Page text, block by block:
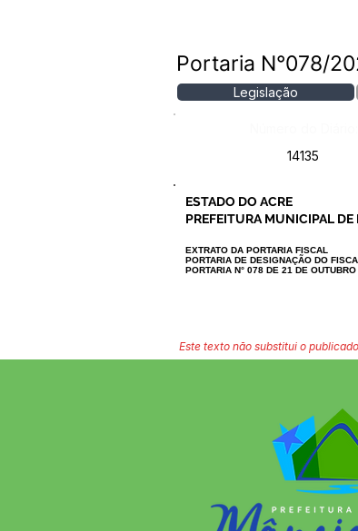
Portaria N°078/
Legislação
14135
ESTADO DO ACRE
PREFEITURA MUNICIPAL
EXTRATO DA PORTARIA FISCAL
PORTARIA DE DESIGNAÇÃO DO
PORTARIA N° 078 DE 21 DE
Este texto não substitui o